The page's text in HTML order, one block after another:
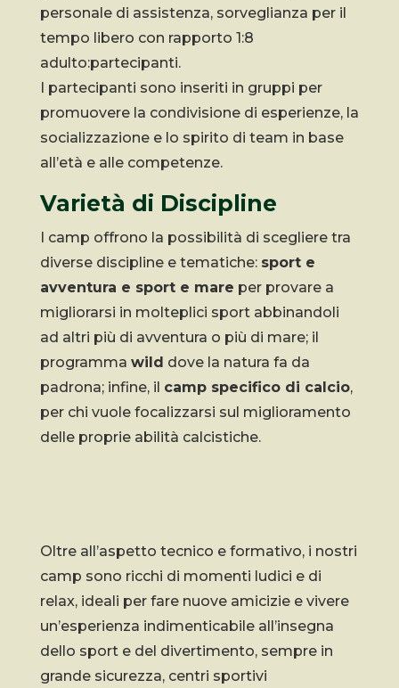
personale di assistenza, sorveglianza per il
tempo libero con rapporto 1:8
adulto:partecipanti.
I partecipanti sono inseriti in gruppi per
promuovere la condivisione di esperienze, la
socializzazione e lo spirito di team in base
all’età e alle competenze.
Varietà di Discipline
I camp offrono la possibilità di scegliere tra
diverse discipline e tematiche: sport e
avventura e sport e mare per provare a
migliorarsi in molteplici sport abbinandoli
ad altri più di avventura o più di mare; il
programma wild dove la natura fa da
padrona; infine, il camp specifico di calcio,
per chi vuole focalizzarsi sul miglioramento
delle proprie abilità calcistiche.
Oltre all’aspetto tecnico e formativo, i nostri
camp sono ricchi di momenti ludici e di
relax, ideali per fare nuove amicizie e vivere
un’esperienza indimenticabile all’insegna
dello sport e del divertimento, sempre in
grande sicurezza, centri sportivi